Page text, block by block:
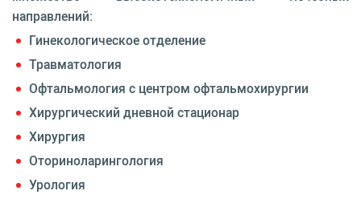
направлений:
Гинекологическое отделение
Травматология
Офтальмология с центром офтальмохирургии
Хирургический дневной стационар
Хирургия
Оториноларингология
Урология